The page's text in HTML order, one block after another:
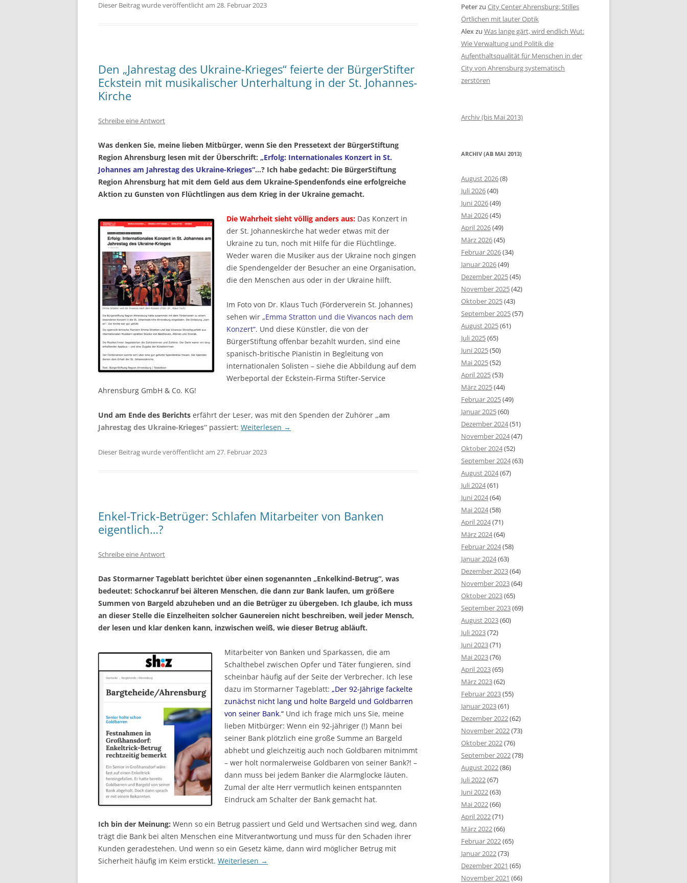
Dieser Beitrag wurde veröffentlicht am 28. Februar 2023
Den „Jahrestag des Ukraine-Krieges“ feierte der BürgerStifter
Eckstein mit musikalischer Unterhaltung in der St. Johannes-
Kirche
Schreibe eine Antwort
Was denken Sie, meine lieben Mitbürger, wenn Sie den Pressetext der BürgerStiftung
Region Ahrensburg lesen mit der Überschrift: „Erfolg: Internationales Konzert in St.
Johannes am Jahrestag des Ukraine-Krieges“…? Ich habe gedacht: Die BürgerStiftung
Region Ahrensburg hat mit dem Geld aus dem Ukraine-Spendenfonds eine erfolgreiche
Aktion zu Gunsten von Flüchtlingen aus dem Krieg in der Ukraine gemacht.
Die Wahrheit sieht völlig anders aus: Das Konzert in
der St. Johanneskirche hat weder etwas mit der
Ukraine zu tun, noch mit Hilfe für die Flüchtlinge.
Weder waren die Musiker aus der Ukraine noch gingen
die Spendengelder der Besucher an eine Organisation,
die den Menschen aus oder in der Ukraine hilft.
Im Foto von Dr. Klaus Tuch (Förderverein St. Johannes)
sehen wir „Emma Stratton und die Vivancos nach dem
Konzert“. Und diese Künstler, die von der
BürgerStiftung offenbar bezahlt wurden, sind eine
spanisch-britische Pianistin in Begleitung von
internationalen Solisten – siehe die Abbildung auf dem
Werbeportal der Eckstein-Firma Stifter-Service
Ahrensburg GmbH & Co. KG!
Und am Ende des Berichts erfährt der Leser, was mit den Spenden der Zuhörer „am
Jahrestag des Ukraine-Krieges“ passiert: Weiterlesen →
Dieser Beitrag wurde veröffentlicht am 27. Februar 2023
Enkel-Trick-Betrüger: Schlafen Mitarbeiter von Banken
eigentlich…?
Schreibe eine Antwort
Das Stormarner Tageblatt berichtet über einen sogenannten „Enkelkind-Betrug“, was
bedeutet: Schockanruf bei älteren Menschen, die dann zur Bank laufen, um größere
Summen von Bargeld abzuheben und an die Betrüger zu übergeben. Ich glaube, ich muss
an dieser Stelle die Einzelheiten solcher Gaunereien nicht beschreiben, weil jeder Mensch,
der lesen und klar denken kann, inzwischen weiß, wie dieser Betrug abläuft.
Mitarbeiter von Banken und Sparkassen, die am
Schalthebel zwischen Opfer und Täter fungieren, sind
scheinbar häufig auf der Seite der Verbrecher. Ich lese
dazu im Stormarner Tageblatt: „Der 92-Jährige fackelte
zunächst nicht lang und holte Bargeld und Goldbarren
von seiner Bank.“ Und ich frage mich uns Sie, meine
lieben Mitbürger: Wenn ein 92-jähriger (!) Mann bei
seiner Bank plötzlich eine große Summe an Bargeld
abhebt und gleichzeitig auch noch Goldbaren mitnimmt
– wer holt normalerweise Goldbaren von seiner Bank?! –
dann muss bei jedem Banker die Alarmglocke läuten.
Zumal der alte Herr vermutlich keinen entspannten
Eindruck am Schalter der Bank gemacht hat.
Ich bin der Meinung: Wenn so ein Betrug passiert und Geld und Wertsachen sind weg, dann
trägt die Bank bei alten Menschen eine Mitverantwortung und muss für den Schaden ihrer
Kunden geradestehen. Und wenn so ein Gesetz käme, dann wird möglicher Betrug mit
Sicherheit häufig im Keim erstickt. Weiterlesen →
Peterzu City Center Ahrensburg: Stilles
Örtlichen mit lauter Optik
Alexzu Was lange gärt, wird endlich Wut:
Wie Verwaltung und Politik die
Aufenthaltsqualität für Menschen in der
City von Ahrensburg systematisch
zerstören
Archiv (bis Mai 2013)
ARCHIV (AB MAI 2013)
August 2026(8)
Juli 2026(40)
Juni 2026(49)
Mai 2026(45)
April 2026(49)
März 2026(45)
Februar 2026(34)
Januar 2026(49)
Dezember 2025(45)
November 2025(42)
Oktober 2025(43)
September 2025(57)
August 2025(61)
Juli 2025(65)
Juni 2025(50)
Mai 2025(52)
April 2025(53)
März 2025(44)
Februar 2025(49)
Januar 2025(60)
Dezember 2024(51)
November 2024(47)
Oktober 2024(52)
September 2024(63)
August 2024(67)
Juli 2024(61)
Juni 2024(64)
Mai 2024(58)
April 2024(71)
März 2024(64)
Februar 2024(58)
Januar 2024(63)
Dezember 2023(64)
November 2023(64)
Oktober 2023(65)
September 2023(69)
August 2023(60)
Juli 2023(72)
Juni 2023(71)
Mai 2023(76)
April 2023(65)
März 2023(62)
Februar 2023(55)
Januar 2023(61)
Dezember 2022(62)
November 2022(73)
Oktober 2022(76)
September 2022(78)
August 2022(86)
Juli 2022(67)
Juni 2022(63)
Mai 2022(66)
April 2022(71)
März 2022(66)
Februar 2022(65)
Januar 2022(73)
Dezember 2021 (65)
November 2021 (66)